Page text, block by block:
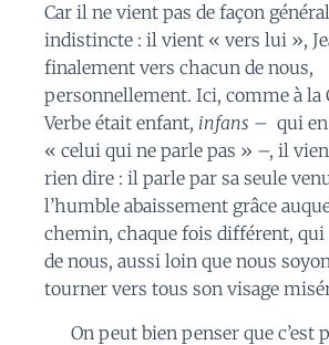
Car il ne vient pas de façon
indistincte : il vient « vers lui »,
finalement vers chacun de nous,
personnellement. Ici, comme à la
Verbe était enfant, infans – qui
« celui qui ne parle pas » –, il
rien dire : il parle par sa seule
l’humble abaissement grâce
chemin, chaque fois différent,
de nous, aussi loin que nous
tourner vers tous son visage
On peut bien penser que c’est